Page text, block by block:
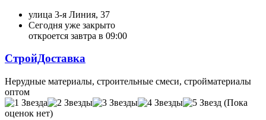
улица 3-я Линия, 37
Сегодня уже закрыто
откроется завтра в 09:00
СтройДоставка
Нерудные материалы, строительные смеси, стройматериалы
оптом
(Пока
оценок нет)